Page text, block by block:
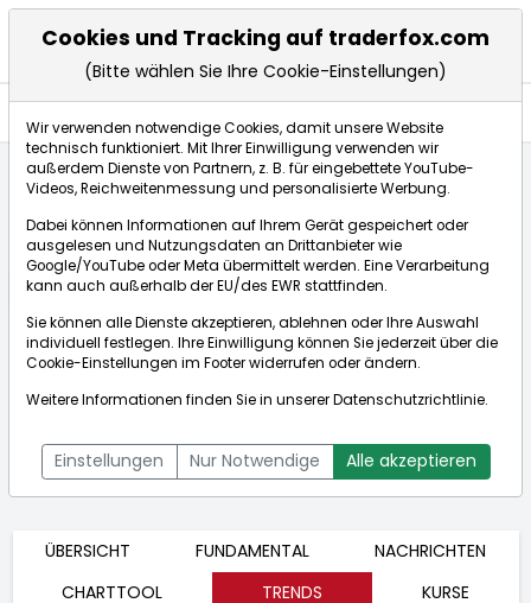
Börse:
US5768531056]
Aktienkurse
Bid:10,100€Ask:10,300€
ÜBERSICHT FUNDAMENTAL
NACHRICHTEN
CHARTTOOL
TRENDS KURSE
Cookies und Tracking auf traderfox.com
(Bitte wählen Sie Ihre Cookie-Einstellungen)
Wir verwenden notwendige Cookies, damit unsere Website
technisch funktioniert. Mit Ihrer Einwilligung verwenden wir
außerdem Dienste von Partnern, z. B. für eingebettete YouTube-
Videos, Reichweitenmessung und personalisierte Werbung.
Dabei können Informationen auf Ihrem Gerät gespeichert oder
ausgelesen und Nutzungsdaten an Drittanbieter wie
Google/YouTube oder Meta übermittelt werden. Eine Verarbeitung
kann auch außerhalb der EU/des EWR stattfinden.
Sie können alle Dienste akzeptieren, ablehnen oder Ihre Auswahl
individuell festlegen. Ihre Einwilligung können Sie jederzeit über die
Cookie-Einstellungen im Footer widerrufen oder ändern.
Weitere Informationen finden Sie in unsererDatenschutzrichtlinie.
Einstellungen Nur Notwendige Alle akzeptieren